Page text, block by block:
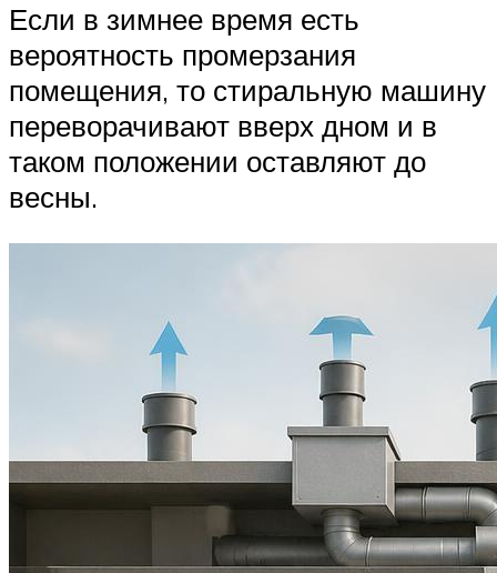
Если в зимнее время есть
вероятность промерзания
помещения, то стиральную машину
переворачивают вверх дном и в
таком положении оставляют до
весны.